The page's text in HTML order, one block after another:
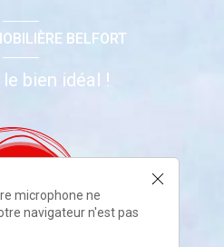
BELFORT
bien idéal !
microphone ne
navigateur n'est pas